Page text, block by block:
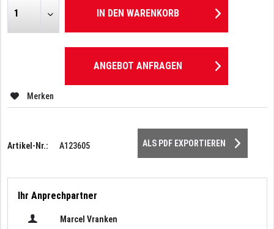
IN DEN WARENKORB
ANGEBOT ANFRAGEN
Merken
Artikel-Nr.: A123605 ALS PDF EXPORTIEREN
Ihr Anprechpartner
Marcel Vranken